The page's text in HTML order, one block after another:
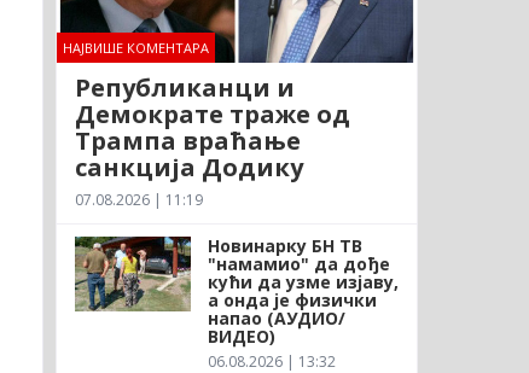
НАЈВИШЕ КОМЕНТАРА
Републиканци и
Демократе траже од
Трампа враћање
санкција Додику
07.08.2026 | 11:19
Новинарку БН ТВ
"намамио" да дође
кући да узме изјаву,
а онда је физички
напао (АУДИО/
ВИДЕО)
06.08.2026 | 13:32